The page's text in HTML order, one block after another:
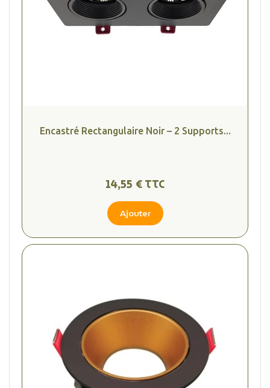
Encastré Rectangulaire Noir – 2 Supports...
14,55 € TTC
Ajouter